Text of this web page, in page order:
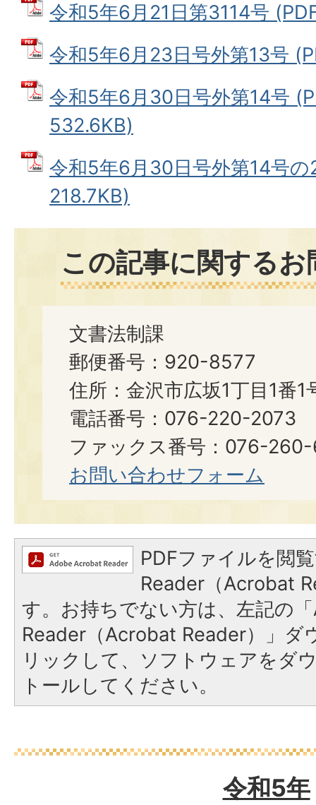
令和5年6月21日第3114号
令和5年6月23日号外第13号
令和5年6月30日号外第14号
532.6KB)
令和5年6月30日号外第14号
218.7KB)
この記事に関する
文書法制課
郵便番号：920-8577
住所：金沢市広坂1丁目1番1
電話番号：076-220-2073
ファックス番号：076-
お問い合わせフォーム
PDFファイルを閲
Reader（Acrobat
す。お持ちでない方は、左記の
Reader（Acrobat Reader）」ダ
リックして、ソフトウェアをダ
トールしてください。
令和5年